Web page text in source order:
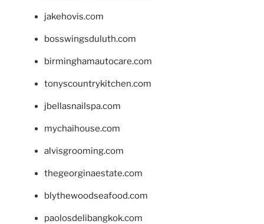
jakehovis.com
bosswingsduluth.com
birminghamautocare.com
tonyscountrykitchen.com
jbellasnailspa.com
mychaihouse.com
alvisgrooming.com
thegeorginaestate.com
blythewoodseafood.com
paolosdelibangkok.com